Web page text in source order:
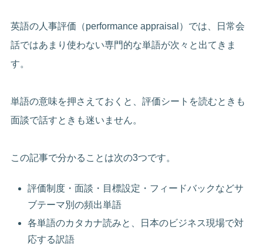
英語の人事評価（performance appraisal）では、日常会
話ではあまり使わない専門的な単語が次々と出てきま
す。
単語の意味を押さえておくと、評価シートを読むときも
面談で話すときも迷いません。
この記事で分かることは次の3つです。
評価制度・面談・目標設定・フィードバックなどサ
ブテーマ別の頻出単語
各単語のカタカナ読みと、日本のビジネス現場で対
応する訳語